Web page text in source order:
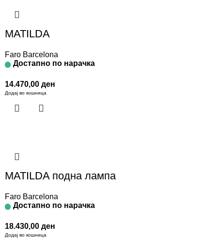
MATILDA
Faro Barcelona
Достапно по нарачка
14.470,00 ден
Додај во кошница
MATILDA подна лампа
Faro Barcelona
Достапно по нарачка
18.430,00 ден
Додај во кошница